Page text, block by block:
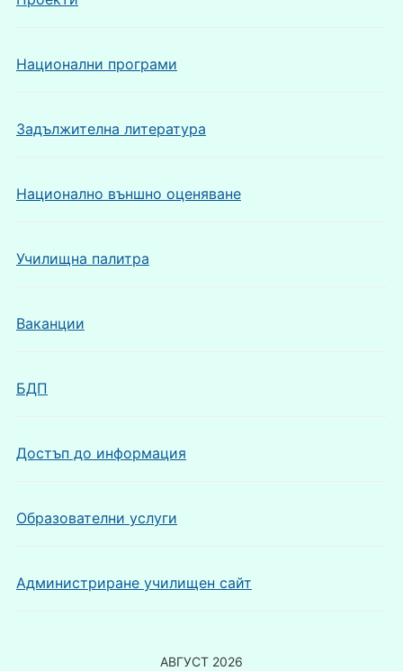
Национални програми
Задължителна литература
Национално външно оценяване
Училищна палитра
Ваканции
БДП
Достъп до информация
Образователни услуги
Администриране училищен сайт
АВГУСТ 2026